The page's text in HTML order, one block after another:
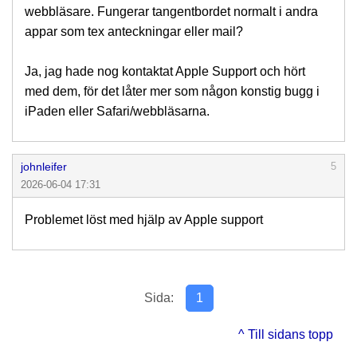
webbläsare. Fungerar tangentbordet normalt i andra
appar som tex anteckningar eller mail?
Ja, jag hade nog kontaktat Apple Support och hört
med dem, för det låter mer som någon konstig bugg i
iPaden eller Safari/webbläsarna.
johnleifer
5
2026-06-04 17:31
Problemet löst med hjälp av Apple support
Sida: 1
^ Till sidans topp